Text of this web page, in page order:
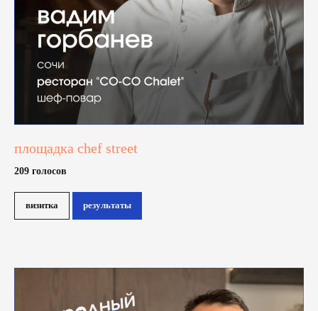
площадка chef street
209 голосов
визитка результаты